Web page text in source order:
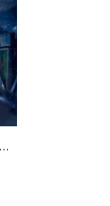
Kẹp tôn ngang 5 tấn PDB-5